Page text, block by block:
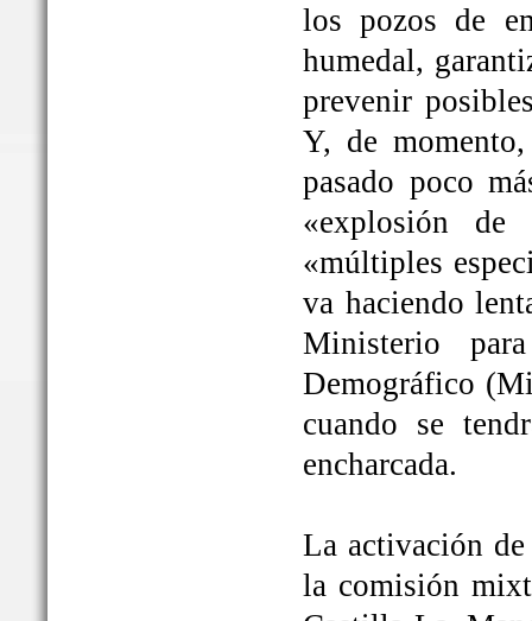
los pozos de
humedal,
prevenir
Y, de
pasado poco
«explosión
«múltiples
va haciendo
Ministerio
Demográfico
cuando se
encharcada.
La activación
la comisión